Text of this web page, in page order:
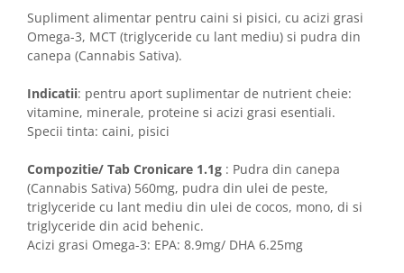
Supliment alimentar pentru caini si pisici, cu acizi grasi
Omega-3, MCT (triglyceride cu lant mediu) si pudra din
canepa (Cannabis Sativa).
Indicatii: pentru aport suplimentar de nutrient cheie:
vitamine, minerale, proteine si acizi grasi esentiali.
Specii tinta: caini, pisici
Compozitie/ Tab Cronicare 1.1g : Pudra din canepa
(Cannabis Sativa) 560mg, pudra din ulei de peste,
triglyceride cu lant mediu din ulei de cocos, mono, di si
triglyceride din acid behenic.
Acizi grasi Omega-3: EPA: 8.9mg/ DHA 6.25mg